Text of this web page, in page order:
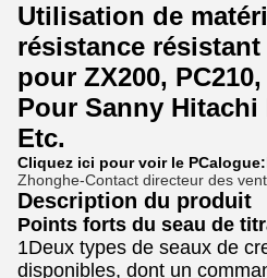
Utilisation de
résistance
pour ZX200,
Pour Sanny Hitachi
Etc.
Cliquez ici pour voir le PCalogue:
Zhonghe-Contact directeur des
Description du produit
Points forts du seau de
1Deux types de seaux de
disponibles, dont un